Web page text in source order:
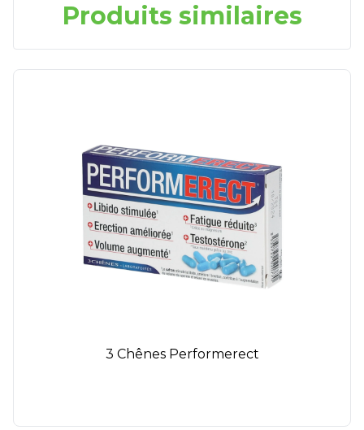
Produits similaires
3 Chênes Performerect